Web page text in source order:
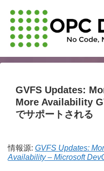
GVFS Updates:
More Availability
でサポートされる
情報源: GVFS Updates:
Availability – Microsoft